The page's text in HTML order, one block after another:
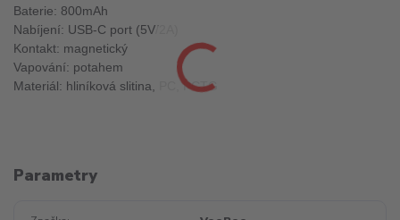
Baterie: 800mAh
Nabíjení: USB-C port (5V/2A)
Kontakt: magnetický
Vapování: potahem
Materiál: hliníková slitina, PC, PCTG
Parametry